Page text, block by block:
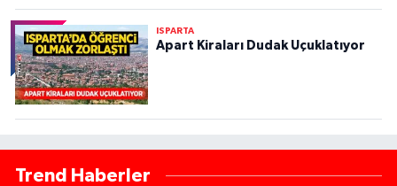
ISPARTA
Apart Kiraları Dudak Uçuklatıyor
Trend Haberler